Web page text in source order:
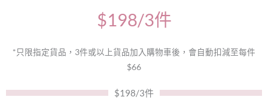
$198/3件
*只限指定貨品，3件或以上貨品加入購物車後，會自動扣減至每件
$66
$198/3件